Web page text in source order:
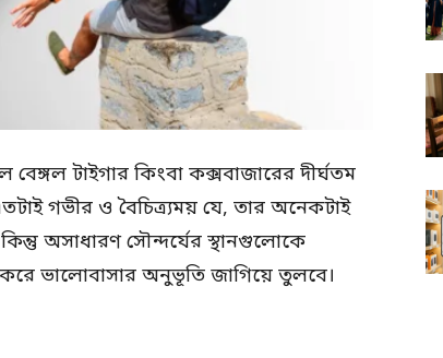
টাইগার কিংবা কক্সবাজারের দীর্ঘতম
গভীর ও বৈচিত্র্যময় যে, তার অনেকটাই
অসাধারণ সৌন্দর্যের স্থানগুলোকে
ভালোবাসার অনুভূতি জাগিয়ে তুলবে।